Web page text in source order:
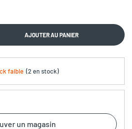
AJOUTER AU PANIER
faible (2 en stock)
un magasin